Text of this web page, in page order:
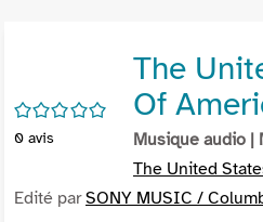
/5
0 avis
The
Of
Musique audio |
The United
Edité parSONY MUSIC /